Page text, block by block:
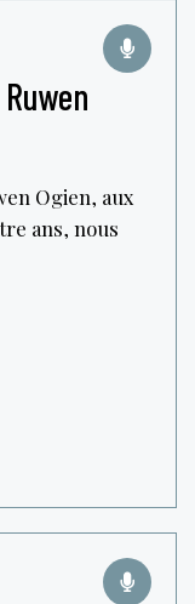
Ogien, aux
ans, nous